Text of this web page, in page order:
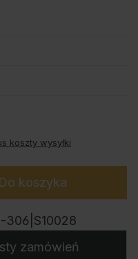
koszty wysyłki
Do koszyka
306|S10028
zamówień